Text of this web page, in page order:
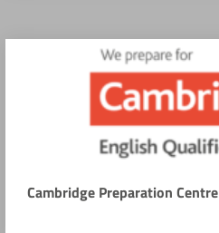
Cambridge Preparation Centre